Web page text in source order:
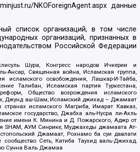
NKOForeignAgent.aspxданные
список организаций, в том числе
организаций, признанных в
Российской Федерации
Шура, Конгресс народов Ичкерии и
Ансар, Священная война, Исламская группа,
исламского освобождения, Лашкар-И-Тайба,
Талибан, Исламская партия Туркестана,
Общество возрождения исламского
Джунд аш-Шам, Исламский джихад – Джамаат
исламского Магриба, Имарат Кавказ,
государство, Джабха аль-Нусра ли-Ахль
имени К. Минина и Д. Пожарского, Аджр от
SHAM, АУМ Синрике, Муджахеды джамаата Ат-
Джамаат, Рохнамо ба суи давлати
сообщество Сеть, Катиба Таухид валь-Джихад,
Сунна Валь Джамаа